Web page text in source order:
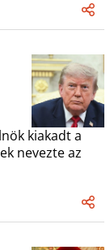
kiakadt a
nevezte az